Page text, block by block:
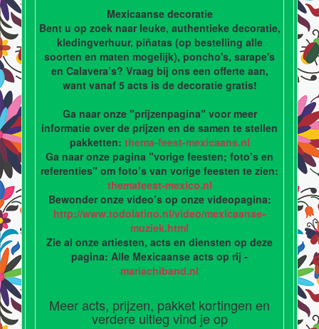
Mexicaanse decoratie
Bent u op zoek naar leuke, authentieke decoratie,
kledingverhuur, piñatas (op bestelling alle
soorten en maten mogelijk), poncho's, sarape's
en Calavera’s? Vraag bij ons een offerte aan,
want vanaf 5 acts is de decoratie gratis!
Ga naar onze "prijzenpagina" voor meer
informatie over de prijzen en de samen te stellen
pakketten: thema-feest-mexicaans.nl
Ga naar onze pagina "vorige feesten; foto’s en
referenties" om foto’s van vorige feesten te zien:
themafeest-mexico.nl
Bewonder onze video’s op onze videopagina:
http://www.todolatino.nl/video/mexicaanse-
muziek.html
Zie al onze artiesten, acts en diensten op deze
pagina: Alle Mexicaanse acts op rij -
mariachiband.nl
Meer acts, prijzen, pakket kortingen en
verdere uitleg vind je op